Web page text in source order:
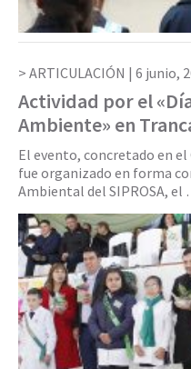
ARTICULACIÓN | 6 junio,
Actividad por el
Ambiente» en
El evento, concretado en
fue organizado en forma
Ambiental del SIPROSA, el